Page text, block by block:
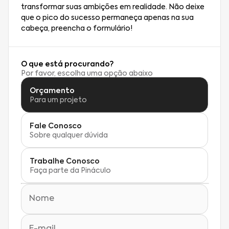
transformar suas ambições em realidade. Não deixe
que o pico do sucesso permaneça apenas na sua
cabeça, preencha o formulário!
O que está procurando?
Por favor, escolha uma opção abaixo
Orçamento
Para um projeto
Fale Conosco
Sobre qualquer dúvida
Trabalhe Conosco
Faça parte da Pináculo
Nome